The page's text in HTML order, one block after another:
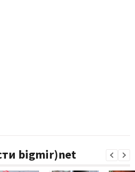
bigmir)net